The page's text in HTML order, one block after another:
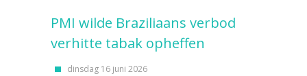
PMI wilde Braziliaans verbod
verhitte tabak opheffen
dinsdag 16 juni 2026